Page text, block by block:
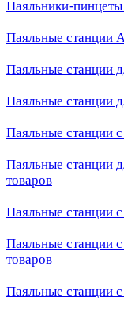
Паяльники-пинцеты
Паяльные станции
Паяльные станции
Паяльные станции
Паяльные станции
Паяльные станции
товаров
Паяльные станции
Паяльные станции
товаров
Паяльные станции